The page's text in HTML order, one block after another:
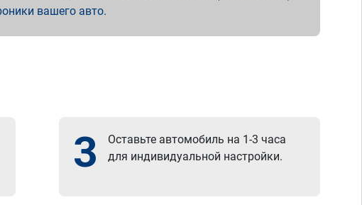
вашего авто.
3
Оставьте автомобиль на 1-3 часа
для индивидуальной настройки.